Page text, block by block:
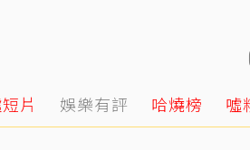
片 娛樂有評 哈燒榜 噓